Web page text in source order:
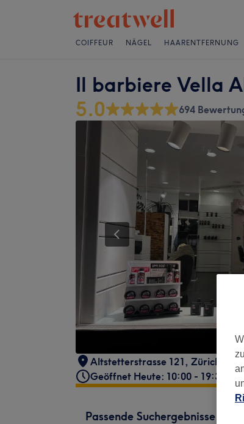
COIFFEUR NÄGEL HAARENTFERNUNG
Il barbiere Vella
5.0 694
Altstetterstrasse 121 , Zürich
Geöffnet Heute: 10:00 - 19:30
Passende Suchergebnisse